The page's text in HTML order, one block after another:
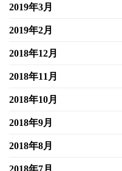
2019年3月
2019年2月
2018年12月
2018年11月
2018年10月
2018年9月
2018年8月
2018年7月